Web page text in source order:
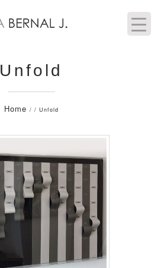
Unfold
Home/ / Unfold